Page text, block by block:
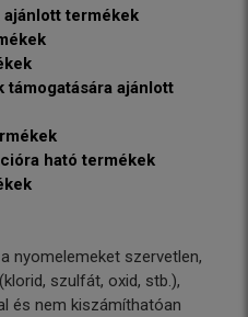
ajánlott termékek
ajánlott
ható termékek
nyomelemeket szervetlen,
szulfát, oxid, stb.),
és nem kiszámíthatóan